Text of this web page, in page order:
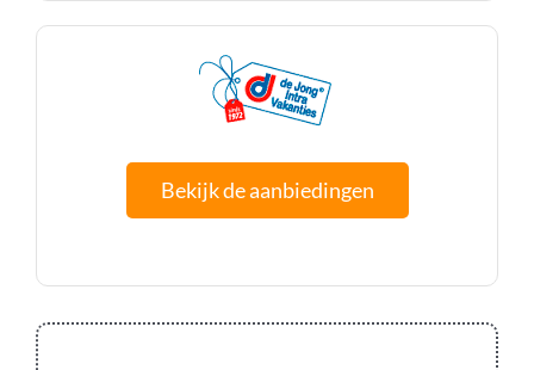
Bekijk de aanbiedingen